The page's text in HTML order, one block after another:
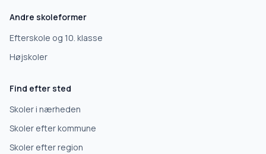
Andre skoleformer
Efterskole og 10. klasse
Højskoler
Find efter sted
Skoler i nærheden
Skoler efter kommune
Skoler efter region